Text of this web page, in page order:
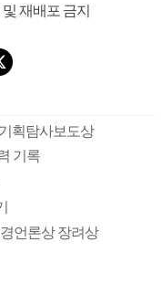
재배포 금지
획탐사보도상
기록
언론상 장려상